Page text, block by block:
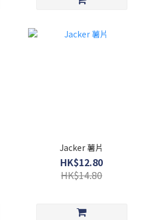
Jacker 薯片
HK$12.80
HK$14.80